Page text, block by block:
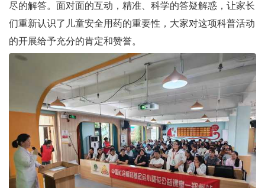
尽的解答。面对面的互动，精准、科学的答疑解惑，让家长
们重新认识了儿童安全用药的重要性，大家对这项科普活动
的开展给予充分的肯定和赞誉。